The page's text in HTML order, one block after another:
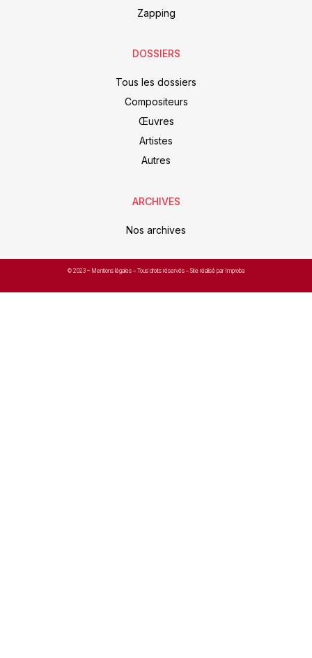
Zapping
DOSSIERS
Tous les dossiers
Compositeurs
Œuvres
Artistes
Autres
ARCHIVES
Nos archives
© 2023 – Mentions légales – Tous droits réservés – Site réalisé par Improba